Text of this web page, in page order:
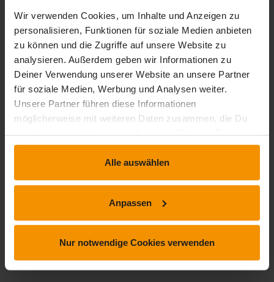
Wir verwenden Cookies, um Inhalte und Anzeigen zu
personalisieren, Funktionen für soziale Medien anbieten
zu können und die Zugriffe auf unsere Website zu
analysieren. Außerdem geben wir Informationen zu
Deiner Verwendung unserer Website an unsere Partner
für soziale Medien, Werbung und Analysen weiter.
Unsere Partner führen diese Informationen
möglicherweise mit weiteren Daten zusammen, die Du
Nutzung der Dienste gesammelt haben.
Alle auswählen
Anpassen
Nur notwendige Cookies verwenden
Durchschnittliche Bewertungen
0,00
0 Bewertungen
4stars: 0
Bewertungen
2stars: 0
Bewertungen
Bewertungen